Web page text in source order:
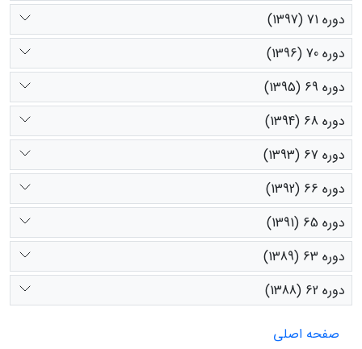
دوره 71 (1397)
دوره 70 (1396)
دوره 69 (1395)
دوره 68 (1394)
دوره 67 (1393)
دوره 66 (1392)
دوره 65 (1391)
دوره 63 (1389)
دوره 62 (1388)
صفحه اصلی